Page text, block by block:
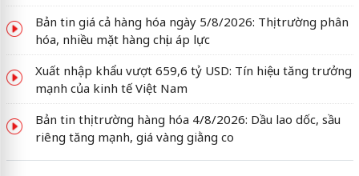
Bản tin giá cả hàng hóa ngày 5/8/2026: Thị trường phân
hóa, nhiều mặt hàng chịu áp lực
Xuất nhập khẩu vượt 659,6 tỷ USD: Tín hiệu tăng trưởng
mạnh của kinh tế Việt Nam
Bản tin thị trường hàng hóa 4/8/2026: Dầu lao dốc, sầu
riêng tăng mạnh, giá vàng giằng co